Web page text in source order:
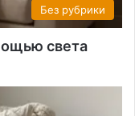
Без рубрики
света